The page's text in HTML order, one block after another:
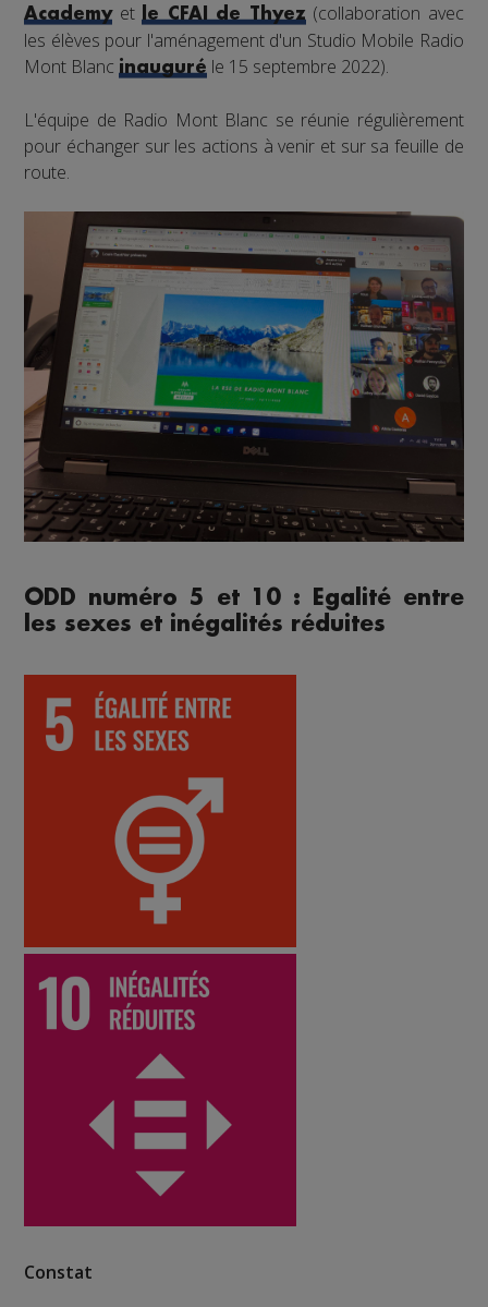
Academyetle CFAI de Thyez(collaboration avec
les élèves pour l'aménagement d'un Studio Mobile Radio
Mont Blancinauguré le 15 septembre 2022).
L'équipe de Radio Mont Blanc se réunie régulièrement
pour échanger sur les actions à venir et sur sa feuille de
route.
ODD numéro 5 et 10 : Egalité entre
les sexes et inégalités réduites
Constat